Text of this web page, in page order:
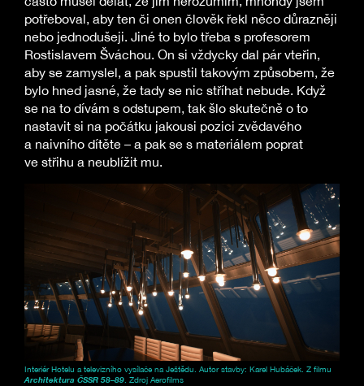
potřeboval, aby ten či onen člověk řekl něco důrazněji
nebo jednodušeji. Jiné to bylo třeba s profesorem
Rostislavem Šváchou. On si vždycky dal pár vteřin,
aby se zamyslel, a pak spustil takovým způsobem, že
bylo hned jasné, že tady se nic stříhat nebude. Když
se na to dívám s odstupem, tak šlo skutečně o to
nastavit si na počátku jakousi pozici zvědavého
a naivního dítěte – a pak se s materiálem poprat
ve střihu a neublížit mu.
Interiér Hotelu a televizního vysílače na Ještědu. Autor stavby: Karel Hubáček. Z filmu
Architektura ČSSR 58–89. Zdroj Aerofilms